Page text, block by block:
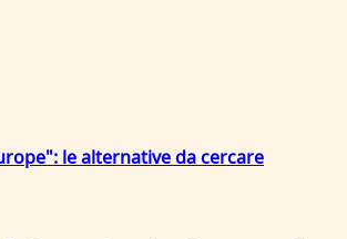
le alternative da cercare